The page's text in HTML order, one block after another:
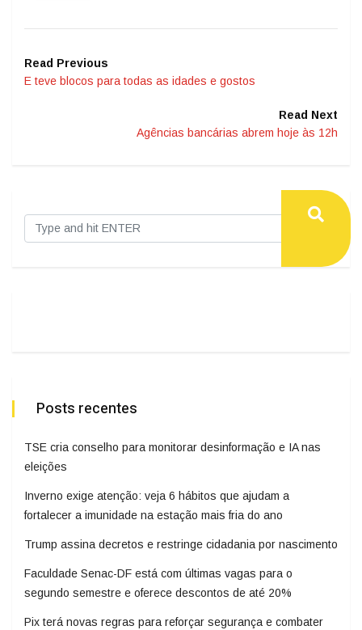
Read Previous
E teve blocos para todas as idades e gostos
Read Next
Agências bancárias abrem hoje às 12h
Posts recentes
TSE cria conselho para monitorar desinformação e IA nas
eleições
Inverno exige atenção: veja 6 hábitos que ajudam a
fortalecer a imunidade na estação mais fria do ano
Trump assina decretos e restringe cidadania por nascimento
Faculdade Senac-DF está com últimas vagas para o
segundo semestre e oferece descontos de até 20%
Pix terá novas regras para reforçar segurança e combater